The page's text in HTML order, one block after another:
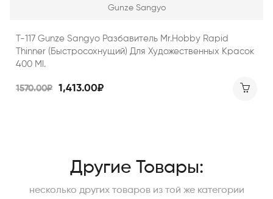
Gunze Sangyo
T-117 Gunze Sangyo Разбавитель Mr.Hobby Rapid
Thinner (Быстросохнущий) Для Художественных Красок
400 Ml.
1570.00₽ 1,413.00₽
Другие Товары:
несколько других товаров из той же категории